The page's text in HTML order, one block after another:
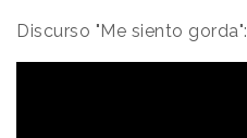
Discurso "Me siento gorda":